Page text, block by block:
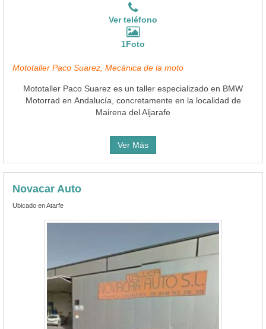
Ver teléfono
1Foto
Mototaller Paco Suarez, Mecánica de la moto
Mototaller Paco Suarez es un taller especializado en BMW
Motorrad en Andalucía, concretamente en la localidad de
Mairena del Aljarafe
Ver Más
Novacar Auto
Ubicado en Atarfe